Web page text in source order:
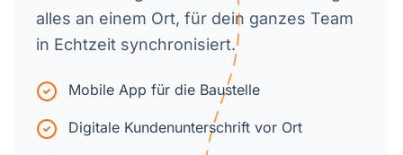
alles an einem Ort, für dein ganzes Team
in Echtzeit synchronisiert.
Mobile App für die Baustelle
Digitale Kundenunterschrift vor Ort